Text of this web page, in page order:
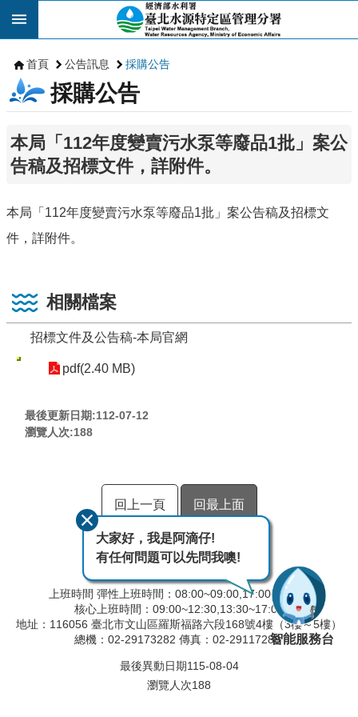
跳到主要內容區塊
首頁 公告訊息 採購公告
採購公告
本局「112年度變賣污水泵等廢品1批」案公
告稿及招標文件，詳附件。
本局「112年度變賣污水泵等廢品1批」案公告稿及招標文
件，詳附件。
相關檔案
招標文件及公告稿-本局官網
pdf(2.40 MB)
最後更新日期:112-07-12
瀏覽人次:188
回上一頁 回最上面
上班時間 彈性上班時間：08:00~09:00,17:00~18:00
核心上班時間：09:00~12:30,13:30~17:00
地址：116056 臺北市文山區羅斯福路六段168號4樓（3樓～5樓）
總機：02-29173282 傳真：02-29117280
最後異動日期115-08-04
瀏覽人次188
大家好，我是阿滴仔!
有任何問題可以先問我噢!
智能服務台